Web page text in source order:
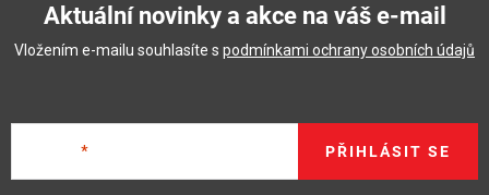
Aktuální novinky a akce na váš e-mail
Vložením e-mailu souhlasíte s podmínkami ochrany osobních údajů
PŘIHLÁSIT SE